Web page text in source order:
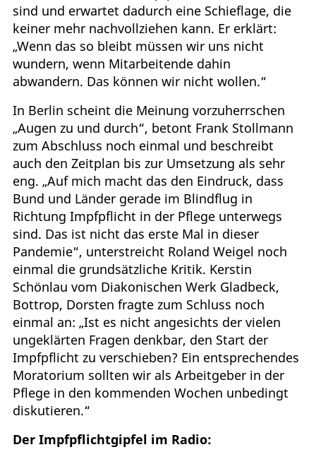
sind und erwartet dadurch eine Schieflage, die
keiner mehr nachvollziehen kann. Er erklärt:
„Wenn das so bleibt müssen wir uns nicht
wundern, wenn Mitarbeitende dahin
abwandern. Das können wir nicht wollen.“
In Berlin scheint die Meinung vorzuherrschen
„Augen zu und durch“, betont Frank Stollmann
zum Abschluss noch einmal und beschreibt
auch den Zeitplan bis zur Umsetzung als sehr
eng. „Auf mich macht das den Eindruck, dass
Bund und Länder gerade im Blindflug in
Richtung Impfpflicht in der Pflege unterwegs
sind. Das ist nicht das erste Mal in dieser
Pandemie“, unterstreicht Roland Weigel noch
einmal die grundsätzliche Kritik. Kerstin
Schönlau vom Diakonischen Werk Gladbeck,
Bottrop, Dorsten fragte zum Schluss noch
einmal an: „Ist es nicht angesichts der vielen
ungeklärten Fragen denkbar, den Start der
Impfpflicht zu verschieben? Ein entsprechendes
Moratorium sollten wir als Arbeitgeber in der
Pflege in den kommenden Wochen unbedingt
diskutieren.“
Der Impfpflichtgipfel im Radio: